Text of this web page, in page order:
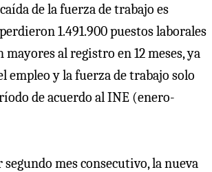
de la fuerza de trabajo es
1.491.900 puestos laborales
al registro en 12 meses, ya
empleo y la fuerza de trabajo solo
de acuerdo al INE (enero-
mes consecutivo, la nueva